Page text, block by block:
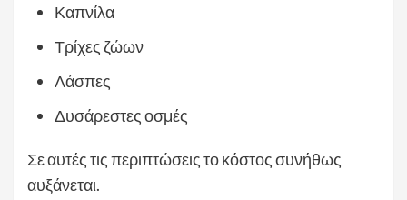
Καπνίλα
Τρίχες ζώων
Λάσπες
Δυσάρεστες οσμές
Σε αυτές τις περιπτώσεις το κόστος συνήθως
αυξάνεται.